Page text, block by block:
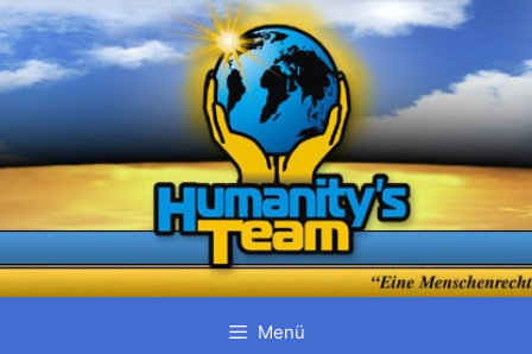
Zum
Inhalt
springen
Menü